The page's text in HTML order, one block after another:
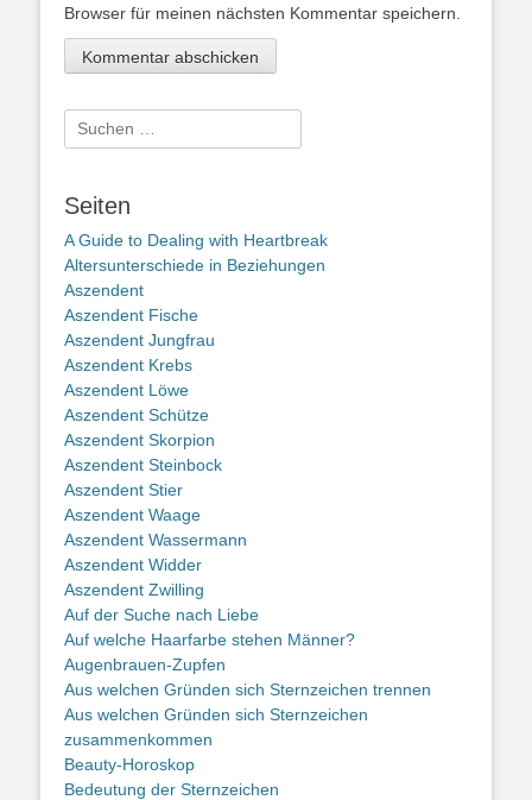
Browser für meinen nächsten Kommentar speichern.
Suche
nach:
Seiten
A Guide to Dealing with Heartbreak
Altersunterschiede in Beziehungen
Aszendent
Aszendent Fische
Aszendent Jungfrau
Aszendent Krebs
Aszendent Löwe
Aszendent Schütze
Aszendent Skorpion
Aszendent Steinbock
Aszendent Stier
Aszendent Waage
Aszendent Wassermann
Aszendent Widder
Aszendent Zwilling
Auf der Suche nach Liebe
Auf welche Haarfarbe stehen Männer?
Augenbrauen-Zupfen
Aus welchen Gründen sich Sternzeichen trennen
Aus welchen Gründen sich Sternzeichen
zusammenkommen
Beauty-Horoskop
Bedeutung der Sternzeichen